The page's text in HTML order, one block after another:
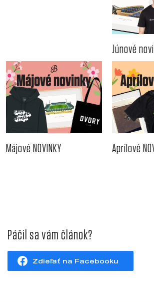
Júnové
Májové NOVINKY Aprílové
Páčil sa vám článok?
Zdieľať na Facebooku